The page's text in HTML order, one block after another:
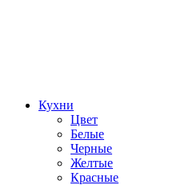
Кухни
Цвет
Белые
Черные
Желтые
Красные